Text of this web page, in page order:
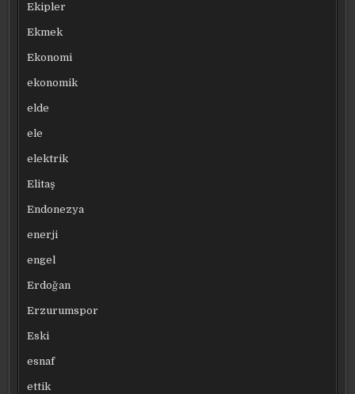
Ekipler
Ekmek
Ekonomi
ekonomik
elde
ele
elektrik
Elitaş
Endonezya
enerji
engel
Erdoğan
Erzurumspor
Eski
esnaf
ettik